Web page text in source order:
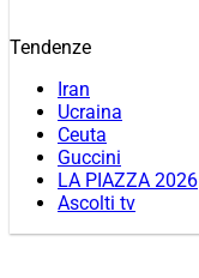
Tendenze
Iran
Ucraina
Ceuta
Guccini
LA PIAZZA 2026
Ascolti tv